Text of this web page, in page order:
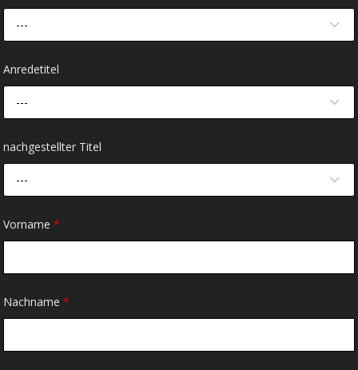
---
Anredetitel
---
nachgestellter Titel
---
Vorname*
Nachname*